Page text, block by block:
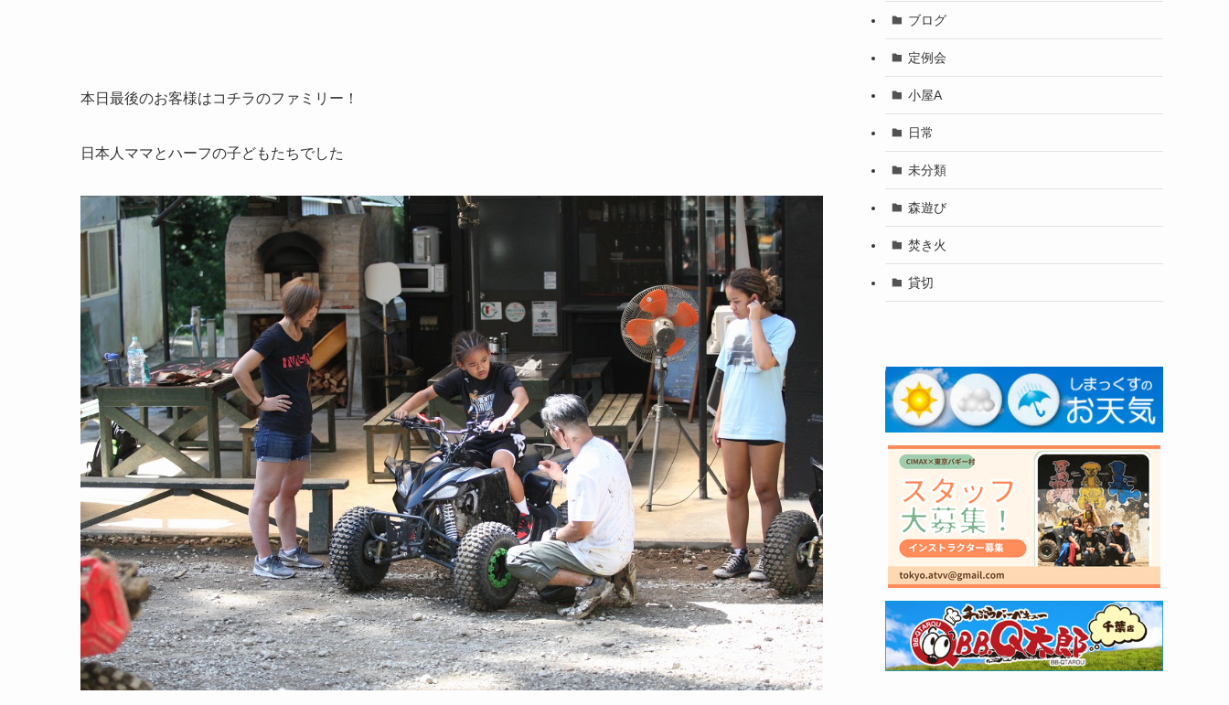
本日最後のお客様はコチラのファミリー！
日本人ママとハーフの子どもたちでした
ブログ
定例会
小屋A
日常
未分類
森遊び
焚き火
貸切